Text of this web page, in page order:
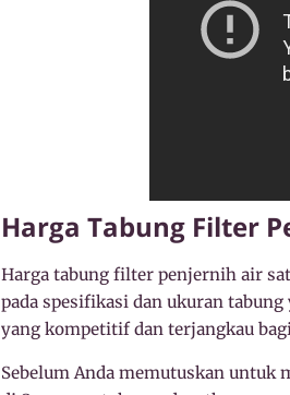
Harga Tabung Filter
Harga tabung filter penjernih air
pada spesifikasi dan ukuran
yang kompetitif dan terjangkau
Sebelum Anda memutuskan